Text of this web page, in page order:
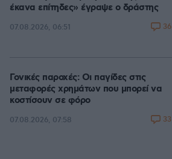
έκανα επίτηδες» έγραψε ο δράστης
07.08.2026, 06:51 36
Γονικές παροχές: Οι παγίδες στις
μεταφορές χρημάτων που μπορεί να
κοστίσουν σε φόρο
07.08.2026, 07:58 33